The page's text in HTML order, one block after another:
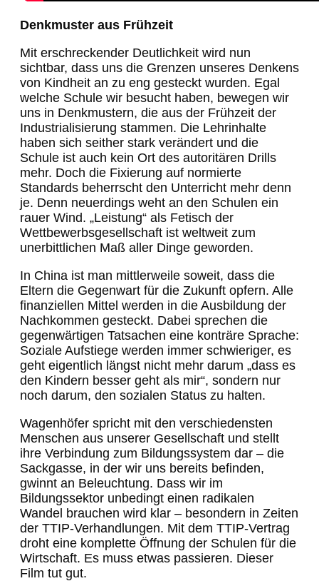
Denkmuster aus Frühzeit
Mit erschreckender Deutlichkeit wird nun
sichtbar, dass uns die Grenzen unseres Denkens
von Kindheit an zu eng gesteckt wurden. Egal
welche Schule wir besucht haben, bewegen wir
uns in Denkmustern, die aus der Frühzeit der
Industrialisierung stammen. Die Lehrinhalte
haben sich seither stark verändert und die
Schule ist auch kein Ort des autoritären Drills
mehr. Doch die Fixierung auf normierte
Standards beherrscht den Unterricht mehr denn
je. Denn neuerdings weht an den Schulen ein
rauer Wind. „Leistung“ als Fetisch der
Wettbewerbsgesellschaft ist weltweit zum
unerbittlichen Maß aller Dinge geworden.
In China ist man mittlerweile soweit, dass die
Eltern die Gegenwart für die Zukunft opfern. Alle
finanziellen Mittel werden in die Ausbildung der
Nachkommen gesteckt. Dabei sprechen die
gegenwärtigen Tatsachen eine konträre Sprache:
Soziale Aufstiege werden immer schwieriger, es
geht eigentlich längst nicht mehr darum „dass es
den Kindern besser geht als mir“, sondern nur
noch darum, den sozialen Status zu halten.
Wagenhöfer spricht mit den verschiedensten
Menschen aus unserer Gesellschaft und stellt
ihre Verbindung zum Bildungssystem dar – die
Sackgasse, in der wir uns bereits befinden,
gwinnt an Beleuchtung. Dass wir im
Bildungssektor unbedingt einen radikalen
Wandel brauchen wird klar – besondern in Zeiten
der TTIP-Verhandlungen. Mit dem TTIP-Vertrag
droht eine komplette Öffnung der Schulen für die
Wirtschaft. Es muss etwas passieren. Dieser
Film tut gut.